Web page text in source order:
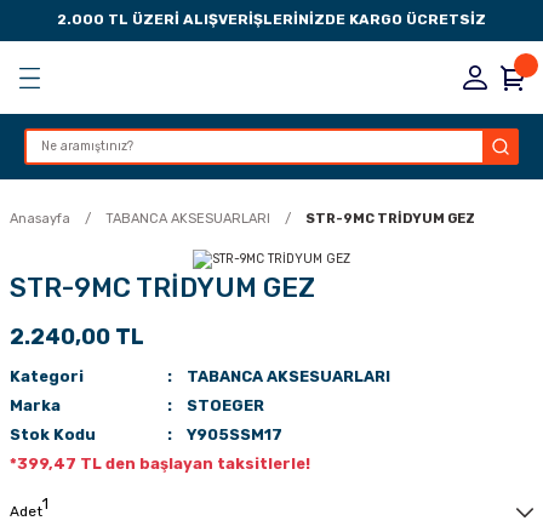
2.000 TL ÜZERİ ALIŞVERİŞLERİNİZDE KARGO ÜCRETSİZ
Geri Dön
Geri Dön
Geri Dön
Geri Dön
MANDALI
Anasayfa TABANCA AKSESUARLARI STR-9MC TRİDYUM GEZ
STR-9MC TRİDYUM GEZ
2.240,00 TL
Kategori
TABANCA AKSESUARLARI
Marka
STOEGER
Stok Kodu
Y905SSM17
*399,47 TL den başlayan taksitlerle!
Adet